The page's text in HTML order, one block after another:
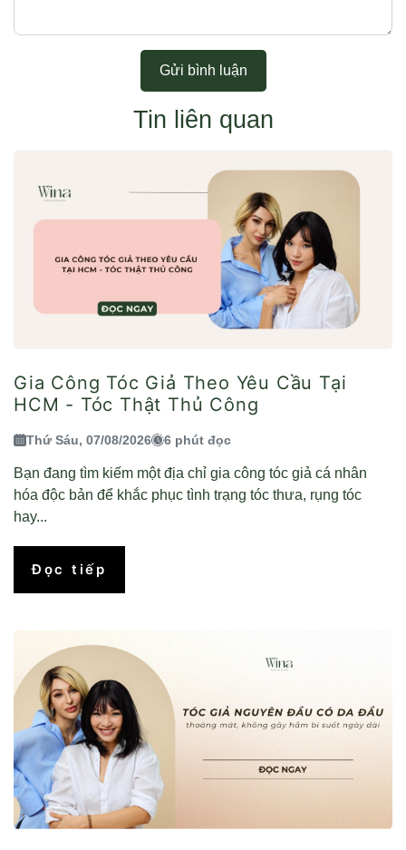
Gửi bình luận
Tin liên quan
Gia Công Tóc Giả Theo Yêu Cầu Tại
HCM - Tóc Thật Thủ Công
Thứ Sáu, 07/08/2026 6 phút đọc
Bạn đang tìm kiếm một địa chỉ gia công tóc giả cá nhân
hóa độc bản để khắc phục tình trạng tóc thưa, rụng tóc
hay...
Đọc tiếp